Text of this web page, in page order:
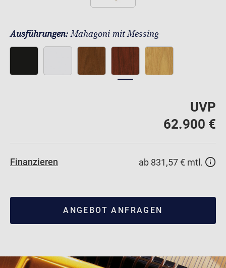
Ausführungen:Mahagoni mit Messing
UVP
62.900 €
Finanzieren ab 831,57 € mtl.
ANGEBOT ANFRAGEN